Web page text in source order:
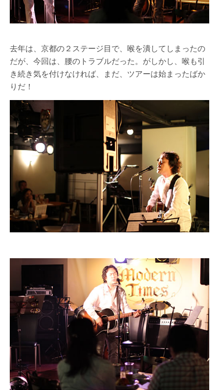
去年は、京都の２ステージ目で、喉を潰してしまったの
だが、今回は、腰のトラブルだった。がしかし、喉も引
き続き気を付けなければ、まだ、ツアーは始まったばか
りだ！